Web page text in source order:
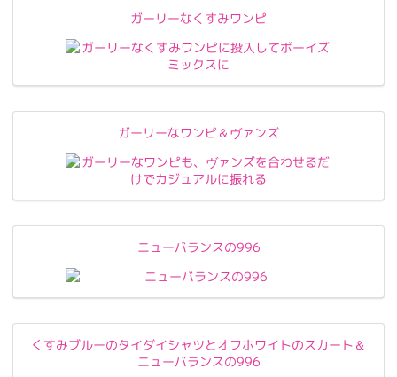
ガーリーなくすみワンピ
ガーリーなワンピ＆ヴァンズ
ニューバランスの996
くすみブルーのタイダイシャツとオフホワイトのスカート＆
ニューバランスの996